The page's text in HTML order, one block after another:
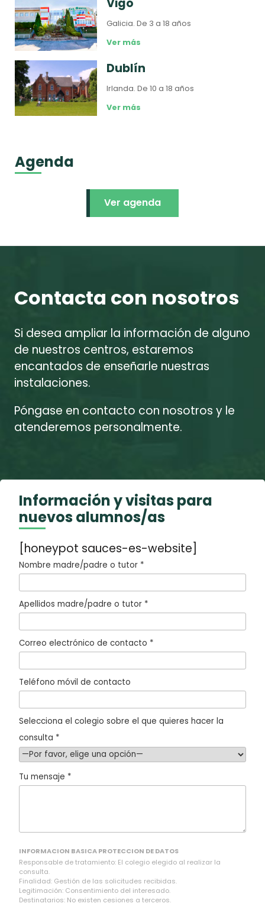
Vigo
Galicia.De 3 a 18 años
Ver más
Dublín
Irlanda.De 10 a 18 años
Ver más
Agenda
Ver agenda
Contacta con nosotros
Si desea ampliar la información de alguno
de nuestros centros, estaremos
encantados de enseñarle nuestras
instalaciones.
Póngase en contacto con nosotros y le
atenderemos personalmente.
Información y visitas para
nuevos alumnos/as
[honeypot sauces-es-website]
Nombre madre/padre o tutor *
Apellidos madre/padre o tutor *
Correo electrónico de contacto *
Teléfono móvil de contacto
Selecciona el colegio sobre el que quieres hacer la
consulta *
Tu mensaje *
INFORMACION BASICA PROTECCION DE DATOS
Responsable de tratamiento: El colegio elegido al realizar la
consulta.
Finalidad: Gestión de las solicitudes recibidas.
Legitimación: Consentimiento del interesado.
Destinatarios: No existen cesiones a terceros.